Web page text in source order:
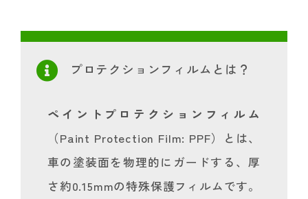
プロテクションフィルムとは？
ペイントプロテクションフィルム
（Paint Protection Film: PPF）とは、
車の塗装面を物理的にガードする、厚
さ約0.15mmの特殊保護フィルムです。